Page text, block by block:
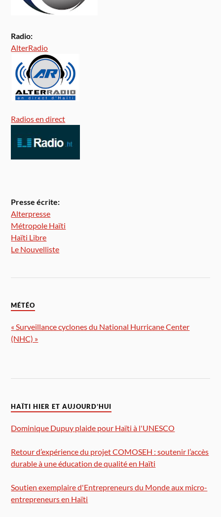
Radio:
AlterRadio
Radios en direct
Presse écrite:
Alterpresse
Métropole Haïti
Haïti Libre
Le Nouvelliste
MÉTÉO
« Surveillance cyclones du National Hurricane Center
(NHC) »
HAÏTI HIER ET AUJOURD’HUI
Dominique Dupuy plaide pour Haïti à l'UNESCO
Retour d’expérience du projet COMOSEH : soutenir l’accès
durable à une éducation de qualité en Haïti
Soutien exemplaire d'Entrepreneurs du Monde aux micro-
entrepreneurs en Haïti